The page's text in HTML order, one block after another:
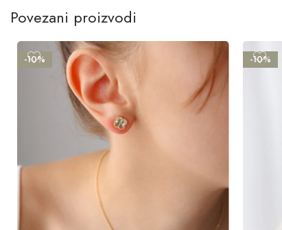
Povezani proizvodi
-10% -10%